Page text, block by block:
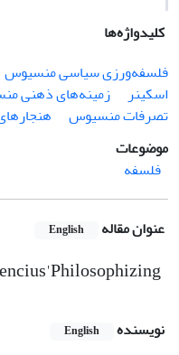
کلیدواژه‌ها
فلسفه‌‏ورزی سیاسی منسیوس
اسکینر
زمینه‏‌های ذهنی
تصرفات منسیوس
موضوعات
فلسفه
عنوان مقاله English
نویسنده English